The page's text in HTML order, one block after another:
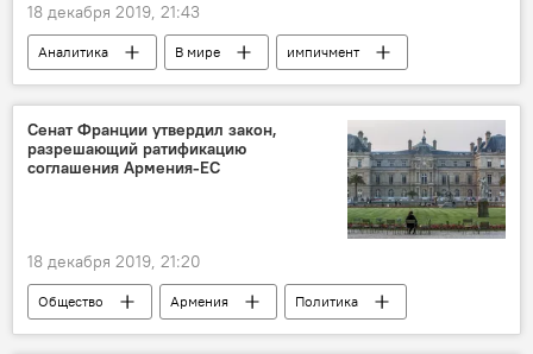
18 декабря 2019, 21:43
Аналитика В мире
импичмент
попытка
США
Дональд Трамп
Украина
разбирательство
Конгресс
Сенат Франции утвердил закон,
разрешающий ратификацию
соглашения Армения-ЕС
18 декабря 2019, 21:20
Общество Армения
Политика
Сенат
Новости Армения
Франция